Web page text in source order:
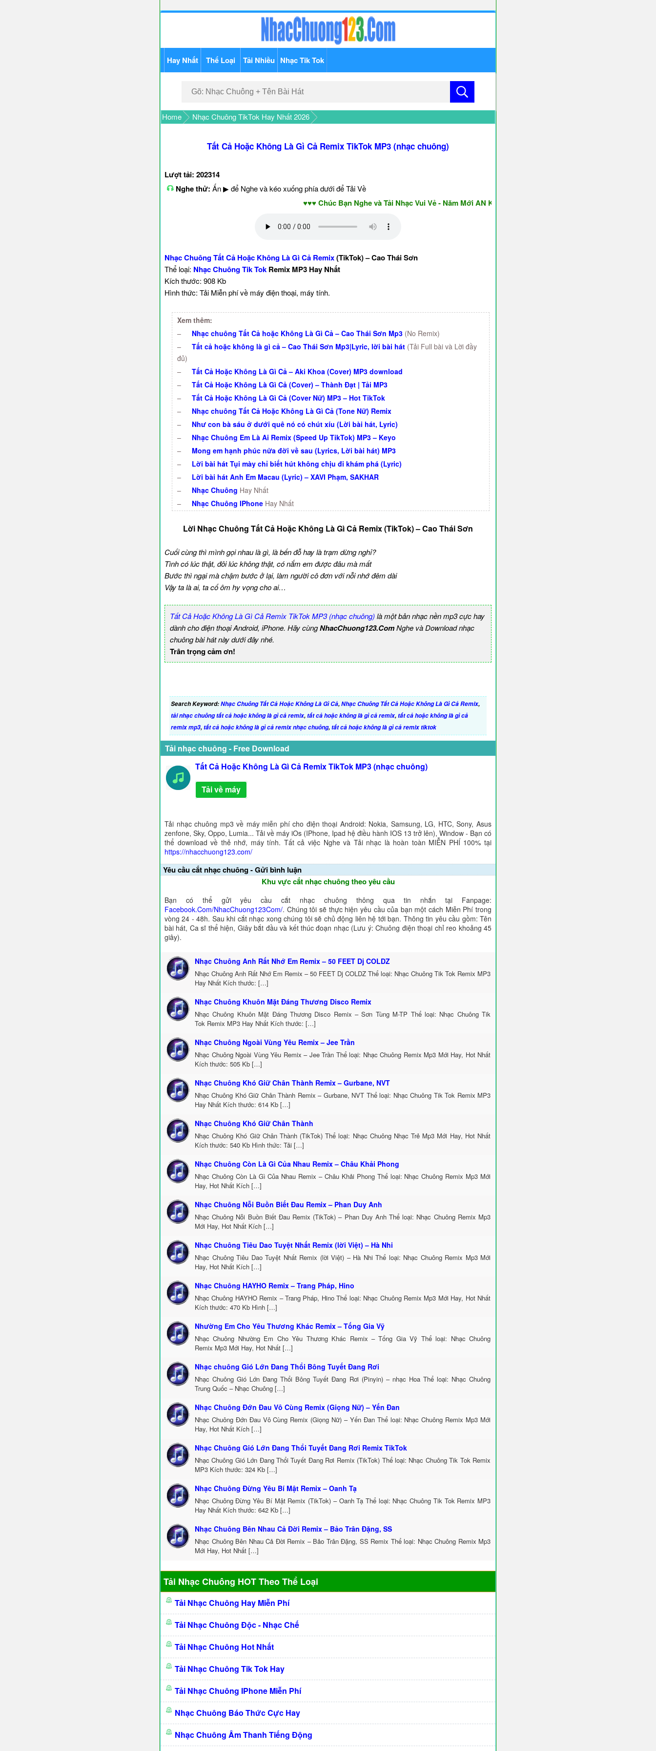
Hay Nhất Thể Loại Tải Nhiều Nhạc Tik Tok
Home Nhạc Chuông TikTok Hay Nhất 2026
Tất Cả Hoặc Không Là Gì Cả Remix TikTok MP3 (nhạc chuông)
Lượt tải: 202314
Nghe thử: Ấn ▶ để Nghe và kéo xuống phía dưới để Tải Về
♥♥♥ Chúc Bạn Nghe và Tải Nhạc Vui Vẻ - Năm Mới AN KHANG & THỊNH VƯỢNG ♥♥♥
Nhạc Chuông Tất Cả Hoặc Không Là Gì Cả Remix(TikTok) – Cao Thái Sơn
Thể loại: Nhạc Chuông Tik Tok Remix MP3 Hay Nhất
Kích thước: 908 Kb
Hình thức: Tải Miễn phí về máy điện thoại, máy tính.
Xem thêm:
–
Nhạc chuông Tất Cả hoặc Không Là Gì Cả – Cao Thái Sơn Mp3 (No Remix)
–
Tất cả hoặc không là gì cả – Cao Thái Sơn Mp3|Lyric, lời bài hát (Tải Full bài và Lời đầy
đủ)
–
Tất Cả Hoặc Không Là Gì Cả – Aki Khoa (Cover) MP3 download
–
Tất Cả Hoặc Không Là Gì Cả (Cover) – Thành Đạt | Tải MP3
–
Tất Cả Hoặc Không Là Gì Cả (Cover Nữ) MP3 – Hot TikTok
–
Nhạc chuông Tất Cả Hoặc Không Là Gì Cả (Tone Nữ) Remix
–
Như con bà sáu ở dưới quê nó có chút xíu (Lời bài hát, Lyric)
–
Nhạc Chuông Em Là Ai Remix (Speed Up TikTok) MP3 – Keyo
–
Mong em hạnh phúc nửa đời về sau (Lyrics, Lời bài hát) MP3
–
Lời bài hát Tụi mày chỉ biết hút không chịu đi khám phá (Lyric)
–
Lời bài hát Anh Em Macau (Lyric) – XAVI Phạm, SAKHAR
–
Nhạc Chuông Hay Nhất
–
Nhạc Chuông IPhone Hay Nhất
Lời Nhạc Chuông Tất Cả Hoặc Không Là Gì Cả Remix (TikTok) – Cao Thái Sơn
Cuối cùng thì mình gọi nhau là gì, là bến đỗ hay là trạm dừng nghỉ?
Tình có lúc thật, đôi lúc không thật, có nắm em được đâu mà mất
Bước thì ngại mà chậm bước ở lại, làm người cô đơn với nỗi nhớ đêm dài
Vậy ta là ai, ta cố ôm hy vọng cho ai…
Tất Cả Hoặc Không Là Gì Cả Remix TikTok MP3 (nhạc chuông) là một bản nhạc nền mp3 cực hay
dành cho điện thoại Android, iPhone. Hãy cùngNhacChuong123.ComNghe và Download nhạc
chuông bài hát này dưới đây nhé.
Trân trọng cảm ơn!
Search Keyword:Nhạc Chuông Tất Cả Hoặc Không Là Gì Cả,Nhạc Chuông Tất Cả Hoặc Không Là Gì Cả Remix,
tải nhạc chuông tất cả hoặc không là gì cả remix,tất cả hoặc không là gì cả remix,tất cả hoặc không là gì cả
remix mp3,tất cả hoặc không là gì cả remix nhạc chuông,tất cả hoặc không là gì cả remix tiktok
Tải nhạc chuông - Free Download
Tất Cả Hoặc Không Là Gì Cả Remix TikTok MP3 (nhạc chuông)
Tải về máy
Tải nhạc chuông mp3 về máy miễn phí cho điện thoại Android: Nokia, Samsung, LG, HTC, Sony, Asus
zenfone, Sky, Oppo, Lumia... Tải về máy iOs (IPhone, Ipad hệ điều hành IOS 13 trở lên), Window - Bạn có
thể download về thẻ nhớ, máy tính. Tất cả việc Nghe và Tải nhạc là hoàn toàn MIỄN PHÍ 100% tại
https://nhacchuong123.com/
Yêu cầu cắt nhạc chuông - Gửi bình luận
Khu vực cắt nhạc chuông theo yêu cầu
Bạn có thể gửi yêu cầu cắt nhạc chuông thông qua tin nhắn tại Fanpage:
Facebook.Com/NhacChuong123Com/. Chúng tôi sẽ thực hiện yêu cầu của bạn một cách Miễn Phí trong
vòng 24 - 48h. Sau khi cắt nhạc xong chúng tôi sẽ chủ động liên hệ tới bạn. Thông tin yêu cầu gồm: Tên
bài hát, Ca sĩ thể hiện, Giây bắt đầu và kết thúc đoạn nhạc (Lưu ý: Chuông điện thoại chỉ reo khoảng 45
giây).
Nhạc Chuông Anh Rất Nhớ Em Remix – 50 FEET Dj COLDZ
Nhạc Chuông Anh Rất Nhớ Em Remix – 50 FEET Dj COLDZ Thể loại: Nhạc Chuông Tik Tok Remix MP3
Hay Nhất Kích thước: […]
Nhạc Chuông Khuôn Mặt Đáng Thương Disco Remix
Nhạc Chuông Khuôn Mặt Đáng Thương Disco Remix – Sơn Tùng M-TP Thể loại: Nhạc Chuông Tik
Tok Remix MP3 Hay Nhất Kích thước: […]
Nhạc Chuông Ngoài Vùng Yêu Remix – Jee Trần
Nhạc Chuông Ngoài Vùng Yêu Remix – Jee Trần Thể loại: Nhạc Chuông Remix Mp3 Mới Hay, Hot Nhất
Kích thước: 505 Kb […]
Nhạc Chuông Khó Giữ Chân Thành Remix – Gurbane, NVT
Nhạc Chuông Khó Giữ Chân Thành Remix – Gurbane, NVT Thể loại: Nhạc Chuông Tik Tok Remix MP3
Hay Nhất Kích thước: 614 Kb […]
Nhạc Chuông Khó Giữ Chân Thành
Nhạc Chuông Khó Giữ Chân Thành (TikTok) Thể loại: Nhạc Chuông Nhạc Trẻ Mp3 Mới Hay, Hot Nhất
Kích thước: 540 Kb Hình thức: Tải […]
Nhạc Chuông Còn Là Gì Của Nhau Remix – Châu Khải Phong
Nhạc Chuông Còn Là Gì Của Nhau Remix – Châu Khải Phong Thể loại: Nhạc Chuông Remix Mp3 Mới
Hay, Hot Nhất Kích […]
Nhạc Chuông Nỗi Buồn Biết Đau Remix – Phan Duy Anh
Nhạc Chuông Nỗi Buồn Biết Đau Remix (TikTok) – Phan Duy Anh Thể loại: Nhạc Chuông Remix Mp3
Mới Hay, Hot Nhất Kích […]
Nhạc Chuông Tiêu Dao Tuyệt Nhất Remix (lời Việt) – Hà Nhi
Nhạc Chuông Tiêu Dao Tuyệt Nhất Remix (lời Việt) – Hà Nhi Thể loại: Nhạc Chuông Remix Mp3 Mới
Hay, Hot Nhất Kích […]
Nhạc Chuông HAYHO Remix – Trang Pháp, Hino
Nhạc Chuông HAYHO Remix – Trang Pháp, Hino Thể loại: Nhạc Chuông Remix Mp3 Mới Hay, Hot Nhất
Kích thước: 470 Kb Hình […]
Nhường Em Cho Yêu Thương Khác Remix – Tống Gia Vỹ
Nhạc Chuông Nhường Em Cho Yêu Thương Khác Remix – Tống Gia Vỹ Thể loại: Nhạc Chuông
Remix Mp3 Mới Hay, Hot Nhất […]
Nhạc chuông Gió Lớn Đang Thổi Bông Tuyết Đang Rơi
Nhạc Chuông Gió Lớn Đang Thổi Bông Tuyết Đang Rơi (Pinyin) – nhạc Hoa Thể loại: Nhạc Chuông
Trung Quốc – Nhạc Chuông […]
Nhạc Chuông Đớn Đau Vô Cùng Remix (Giọng Nữ) – Yến Đan
Nhạc Chuông Đớn Đau Vô Cùng Remix (Giọng Nữ) – Yến Đan Thể loại: Nhạc Chuông Remix Mp3 Mới
Hay, Hot Nhất Kích […]
Nhạc Chuông Gió Lớn Đang Thổi Tuyết Đang Rơi Remix TikTok
Nhạc Chuông Gió Lớn Đang Thổi Tuyết Đang Rơi Remix (TikTok) Thể loại: Nhạc Chuông Tik Tok Remix
MP3 Kích thước: 324 Kb […]
Nhạc Chuông Đừng Yêu Bí Mật Remix – Oanh Tạ
Nhạc Chuông Đừng Yêu Bí Mật Remix (TikTok) – Oanh Tạ Thể loại: Nhạc Chuông Tik Tok Remix MP3
Hay Nhất Kích thước: 642 Kb […]
Nhạc Chuông Bên Nhau Cả Đời Remix – Bảo Trân Đặng, SS
Nhạc Chuông Bên Nhau Cả Đời Remix – Bảo Trân Đặng, SS Remix Thể loại: Nhạc Chuông Remix Mp3
Mới Hay, Hot Nhất […]
Tải Nhạc Chuông HOT Theo Thể Loại
Tải Nhạc Chuông Hay Miễn Phí
Tải Nhạc Chuông Độc - Nhạc Chế
Tải Nhạc Chuông Hot Nhất
Tải Nhạc Chuông Tik Tok Hay
Tải Nhạc Chuông IPhone Miễn Phí
Nhạc Chuông Báo Thức Cực Hay
Nhạc Chuông Âm Thanh Tiếng Động